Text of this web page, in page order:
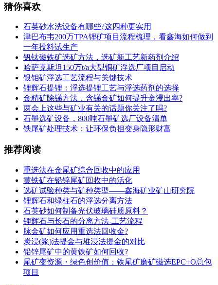
猜你喜欢
石英砂水洗设备有哪些?这四种更实用
津巴布韦200万TPA锂矿项目流程梳理，看鑫海如何做到
一年投料试生产
钒钛磁铁矿选矿方法，选矿新工艺新药剂介绍
哈萨克斯坦150万t/a大型铜矿浮选厂项目启动
银钼矿浮选工艺流程与关键技术
锂辉石提锂：浮选提锂工艺与浮选药剂的选择
金精矿除锑方法，含锑金矿如何提升金浸出率?
两会上这些与矿业有关的话题你关注了吗?
石墨选矿设备，800吨石墨矿选厂设备清单
铁尾矿处理技术：让环保负担变身隐形财富
推荐阅读
重选法在金尾矿综合回收中的应用
黄铁矿在铅锌尾矿回收中的活化
选矿试验种类与矿种类型——鑫海矿业矿山研究院
锂辉石和绿柱石的浮选分离方法
石英砂如何制备光伏玻璃硅质原料？
锂辉石与长石的分离方法-工艺流程
脉金矿如何应用重选法回收金?
炭浸(浆)法提金与堆浸法提金的对比
铅锌尾矿中的黄铁矿如何回收?
尾矿变资源・绿色创价值：铁尾矿磨矿磁选EPC+O总包
项目